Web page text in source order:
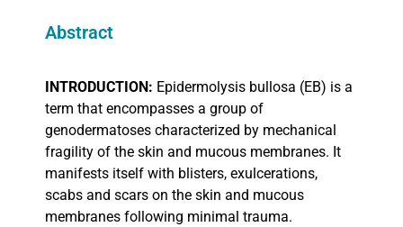
Abstract
INTRODUCTION: Epidermolysis bullosa (EB) is a
term that encompasses a group of
genodermatoses characterized by mechanical
fragility of the skin and mucous membranes. It
manifests itself with blisters, exulcerations,
scabs and scars on the skin and mucous
membranes following minimal trauma.